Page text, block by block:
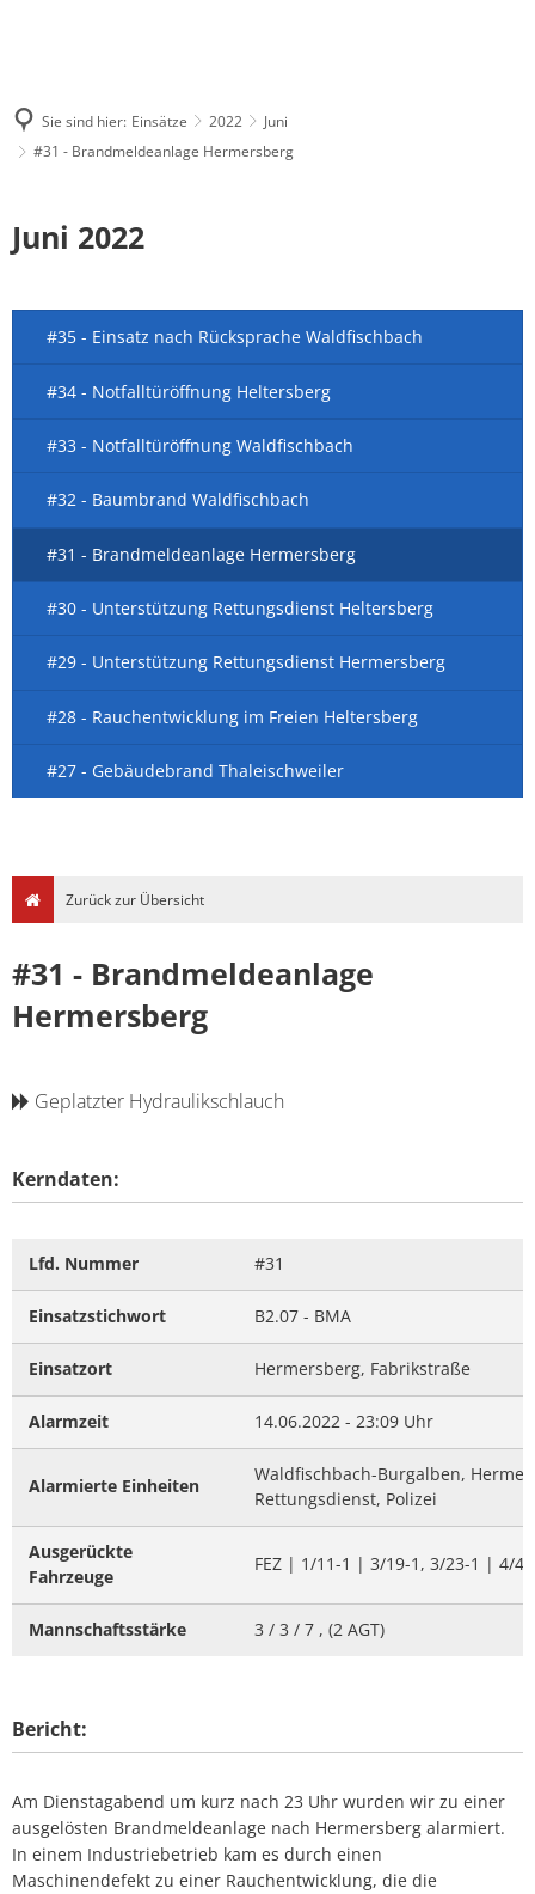
Sie sind hier: Einsätze 2022
Juni
#31 - Brandmeldeanlage Hermersberg
Juni 2022
#35 - Einsatz nach Rücksprache Waldfischbach
#34 - Notfalltüröffnung Heltersberg
#33 - Notfalltüröffnung Waldfischbach
#32 - Baumbrand Waldfischbach
#31 - Brandmeldeanlage Hermersberg
#30 - Unterstützung Rettungsdienst Heltersberg
#29 - Unterstützung Rettungsdienst Hermersberg
#28 - Rauchentwicklung im Freien Heltersberg
#27 - Gebäudebrand Thaleischweiler
Zurück zur Übersicht
#31 - Brandmeldeanlage
Hermersberg
Geplatzter Hydraulikschlauch
Kerndaten:
Lfd. Nummer #31
Einsatzstichwort B2.07 - BMA
Einsatzort Hermersberg, Fabrikstraße
Alarmzeit 14.06.2022 - 23:09 Uhr
Alarmierte Einheiten
Waldfischbach-Burgalben,
Rettungsdienst, Polizei
Ausgerückte
Fahrzeuge
FEZ | 1/11-1 | 3/19-1, 3/23-1 | 4/
Mannschaftsstärke 3 / 3 / 7 , (2 AGT)
Bericht:
Am Dienstagabend um kurz nach 23 Uhr wurden wir zu einer
ausgelösten Brandmeldeanlage nach Hermersberg alarmiert.
In einem Industriebetrieb kam es durch einen
Maschinendefekt zu einer Rauchentwicklung, die die